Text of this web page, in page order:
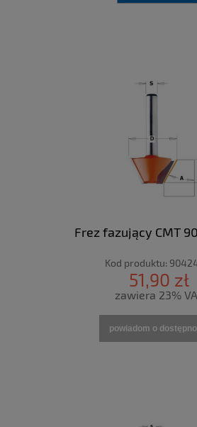
Frez fazujący CMT
Kod produktu:
51,90 zł
zawiera 23%
powiadom o